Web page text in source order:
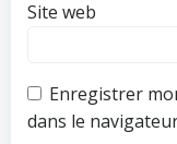
Site web
Enregistrer
dans le